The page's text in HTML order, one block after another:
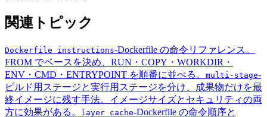
関連トピック
Dockerfile instructions-Dockerfile の命令リファレンス。
FROM でベースを決め、RUN・COPY・WORKDIR・
ENV・CMD・ENTRYPOINT を順番に並べる。 multi-stage-
ビルド用ステージと実行用ステージを分け、成果物だけを最
終イメージに残す手法。イメージサイズとセキュリティの両
方に効果がある。
layer cache-Dockerfile の命令順序と